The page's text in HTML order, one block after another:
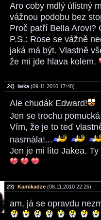
Aro coby mdlý úlistný
vážnou podobu bez
Proč patří Bella Arovi?
P.S.: Rose se vážně
jaká má být. Vlastně
že mi jde hlava kolem.
24) Iwka (09.11.2010 17:48)
Ale chudák Edward!
Jen se trochu
Vím, že je to teď
nasmála!...
Jen je mi líto Jakea.
23) Kamikadze (08.11.2010 22:25)
am, já se opravdu